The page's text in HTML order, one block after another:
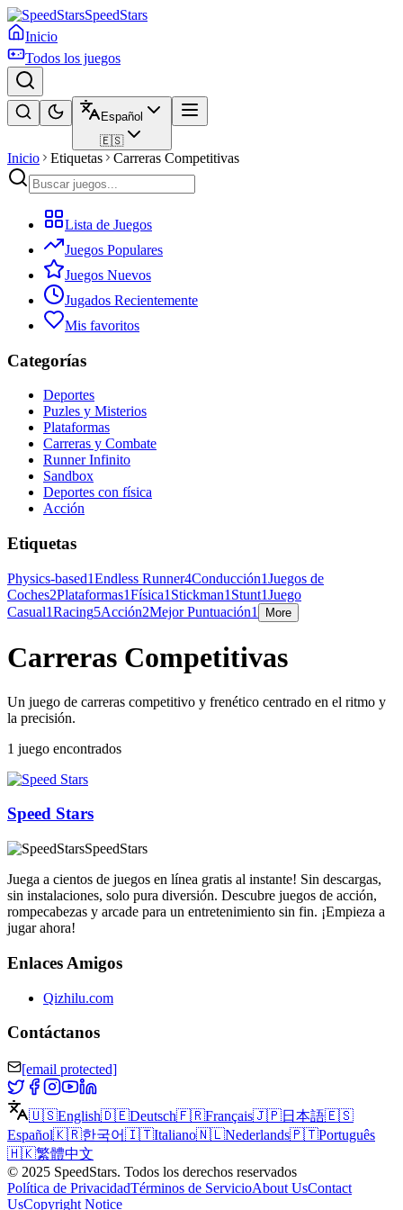
SpeedStars
Inicio
Todos los juegos
Español
🇪🇸
Inicio Etiquetas Carreras Competitivas
Lista de Juegos
Juegos Populares
Juegos Nuevos
Jugados Recientemente
Mis favoritos
Categorías
Deportes
Puzles y Misterios
Plataformas
Carreras y Combate
Runner Infinito
Sandbox
Deportes con física
Acción
Etiquetas
Physics-based1Endless Runner4Conducción1Juegos de
Coches2Plataformas1Física1 Stickman1 Stunt1Juego
Casual1Racing5Acción2Mejor Puntuación1 More
Carreras Competitivas
Un juego de carreras competitivo y frenético centrado en el ritmo y
la precisión.
1 juego encontrados
Speed Stars
SpeedStars
Juega a cientos de juegos en línea gratis al instante! Sin descargas,
sin instalaciones, solo pura diversión. Descubre juegos de acción,
rompecabezas y arcade para un entretenimiento sin fin. ¡Empieza a
jugar ahora!
Enlaces Amigos
Qizhilu.com
Contáctanos
[email protected]
🇺🇸English🇩🇪Deutsch🇫🇷Français🇯🇵日本語🇪🇸
Español🇰🇷한국어🇮🇹Italiano🇳🇱Nederlands🇵🇹Português
🇭🇰繁體中文
© 2025 SpeedStars. Todos los derechos reservados
Política de PrivacidadTérminos de ServicioAbout UsContact
UsCopyright Notice